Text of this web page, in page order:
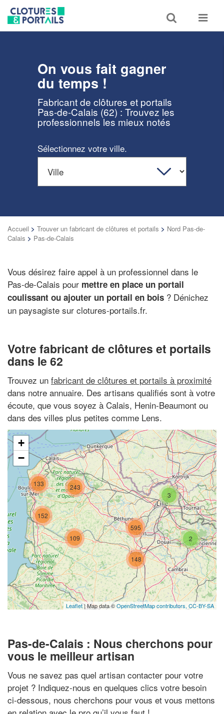
Toggle
search
Toggle
On vous fait gagner
du temps !
Fabricant de clôtures et portails
Pas-de-Calais (62) : Trouvez les
professionnels les mieux notés
Sélectionnez votre ville.
Accueil > Trouver un fabricant de clôtures et portails > Nord Pas-de-
Calais > Pas-de-Calais
Vous désirez faire appel à un professionnel dans le
Pas-de-Calais pour mettre en place un portail
coulissant ou ajouter un portail en bois ? Dénichez
un paysagiste sur clotures-portails.fr.
Votre fabricant de clôtures et portails
dans le 62
Trouvez un fabricant de clôtures et portails à proximité
dans notre annuaire. Des artisans qualifiés sont à votre
écoute, que vous soyez à Calais, Henin-Beaumont ou
dans des villes plus petites comme Lens.
109
133
152
2
3
148
243
595
+
−
Leaflet| Map data ©OpenStreetMap contributors, CC-BY-SA
Pas-de-Calais : Nous cherchons pour
vous le meilleur artisan
Vous ne savez pas quel artisan contacter pour votre
projet ? Indiquez-nous en quelques clics votre besoin
ci-dessous, nous cherchons pour vous et vous mettons